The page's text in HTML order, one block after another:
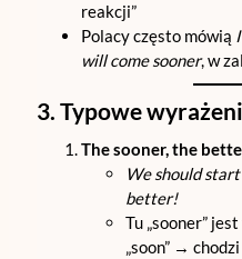
reakcji”
Polacy często mówią
will come sooner, w
3. Typowe
The sooner, the
We should
better!
Tu „sooner”
„soon” →